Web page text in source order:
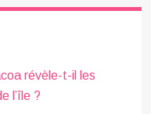
révèle-t-il les
l’île ?